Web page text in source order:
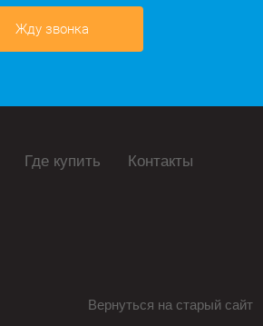
Жду звонка
Где купить Контакты
Вернуться на старый сайт